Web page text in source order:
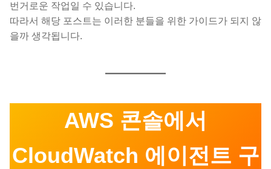
번거로운 작업일 수 있습니다.
따라서 해당 포스트는 이러한 분들을 위한 가이드가 되지 않
을까 생각됩니다.
AWS 콘솔에서
CloudWatch 에이전트 구